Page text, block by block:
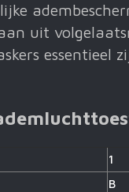
uit
essentieel
1
B